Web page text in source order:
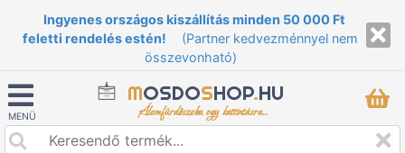
Ingyenes országos kiszállítás minden 50 000 Ft
feletti rendelés estén!
(Partner kedvezménnyel nem
összevonható)
MENÜ
MOSDOSHOP.HU
Álomfürdőszoba egy kattintásra...